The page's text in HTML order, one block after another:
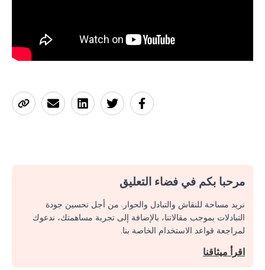
مرحبا بكم في فضاء التعليق
نريد مساحة للنقاش والتبادل والحوار. من أجل تحسين جودة
التبادلات بموجب مقالاتنا، بالإضافة إلى تجربة مساهمتك، ندعوك
لمراجعة قواعد الاستخدام الخاصة بنا.
اقرأ ميثاقنا